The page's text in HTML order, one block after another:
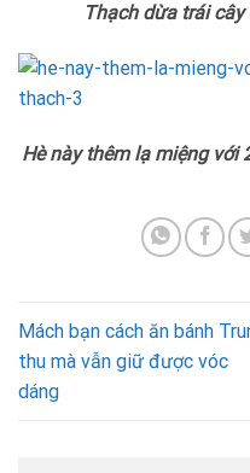
Thạch dừa trái
Hè này thêm lạ miệng với
Mách bạn cách ăn bánh
thu mà vẫn giữ được vóc
dáng